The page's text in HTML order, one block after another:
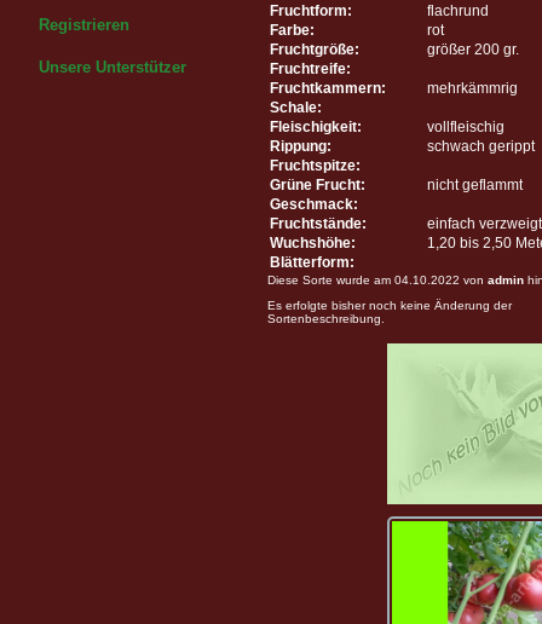
Registrieren
Unsere Unterstützer
Fruchtform:
flachrund
Farbe:
rot
Fruchtgröße:
größer 200 gr.
Fruchtreife:
Fruchtkammern:
mehrkämmrig
Schale:
Fleischigkeit:
vollfleischig
Rippung:
schwach gerippt
Fruchtspitze:
Grüne Frucht:
nicht geflammt
Geschmack:
Fruchtstände:
einfach verzweigt
Wuchshöhe:
1,20 bis 2,50
Blätterform:
Diese Sorte wurde am 04.10.2022 von admin
Es erfolgte bisher noch keine Änderung der
Sortenbeschreibung.